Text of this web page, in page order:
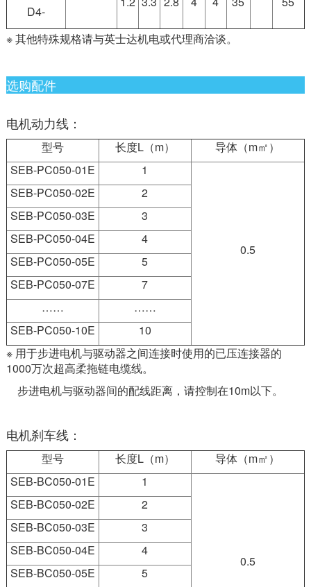
D4-
※ 其他特殊规格请与英士达机电或代理商洽谈。
选购配件
电机动力线：
型号 长度L（m）
导体（m㎡）
SEB-PC050-01E
1
0.5
SEB-PC050-02E
2
SEB-PC050-03E
3
SEB-PC050-04E
4
SEB-PC050-05E
5
SEB-PC050-07E
7
……
……
SEB-PC050-10E
10
※ 用于步进电机与驱动器之间连接时使用的已压连接器的
1000万次超高柔拖链电缆线。
步进电机与驱动器间的配线距离，请控制在10m以下。
电机刹车线：
型号 长度L（m）
导体（m㎡）
SEB-BC050-01E
1
0.5
SEB-BC050-02E
2
SEB-BC050-03E
3
SEB-BC050-04E
4
SEB-BC050-05E
5